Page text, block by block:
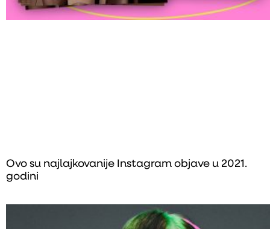
Ovo su najlajkovanije Instagram objave u 2021.
godini